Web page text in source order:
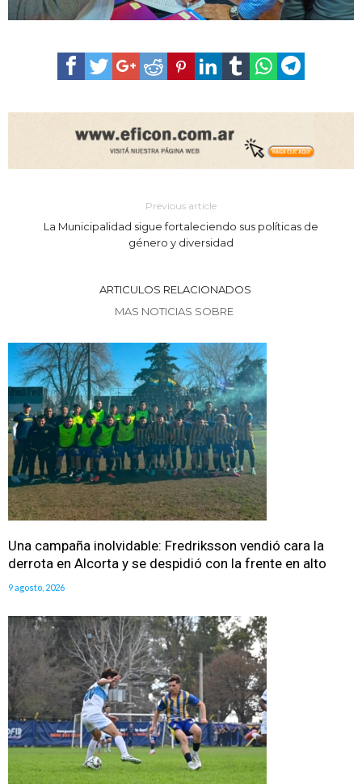
Previous article
La Municipalidad sigue fortaleciendo sus políticas de
género y diversidad
ARTICULOS RELACIONADOS
MAS NOTICIAS SOBRE
Una campaña inolvidable: Fredriksson vendió cara la
derrota en Alcorta y se despidió con la frente en alto
9 agosto, 2026